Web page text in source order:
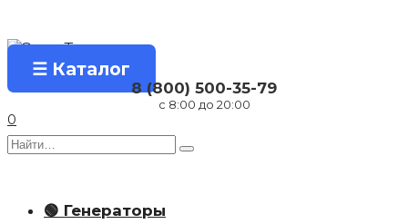
содержанию
☰ Каталог
8 (800) 500-35-79
с 8:00 до 20:00
0
Search
for:
🟢 Генераторы